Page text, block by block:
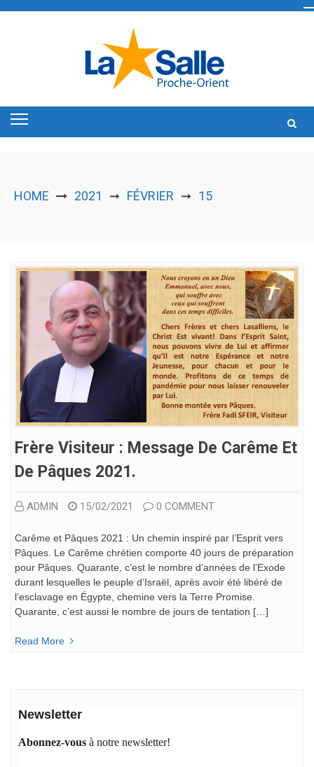
HOME 2021 ➞ FÉVRIER ➞ 15
Frère Visiteur : Message De Carême Et
De Pâques 2021.
ADMIN 15/02/2021 0 COMMENT
Carême et Pâques 2021 : Un chemin inspiré par l’Esprit vers
Pâques. Le Carême chrétien comporte 40 jours de préparation
pour Pâques. Quarante, c’est le nombre d’années de l’Exode
durant lesquelles le peuple d’Israël, après avoir été libéré de
l’esclavage en Égypte, chemine vers la Terre Promise.
Quarante, c’est aussi le nombre de jours de tentation […]
Read More
Newsletter
Abonnez-vous à notre newsletter!